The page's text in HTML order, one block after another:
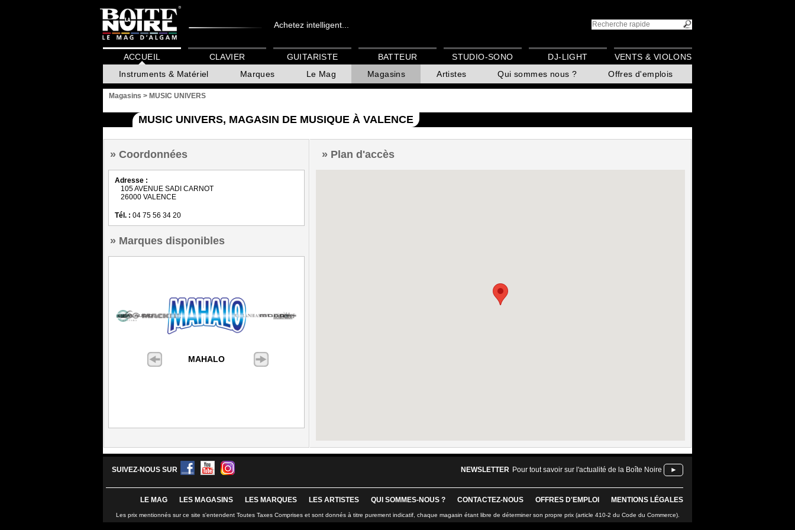
Achetez intelligent...
ACCUEIL
Instruments & Matériel
Marques Le Mag Magasins Artistes Qui sommes nous ? Offres d'emplois
CLAVIER GUITARISTE BATTEUR STUDIO-SONO DJ-LIGHT VENTS & VIOLONS
Magasins > MUSIC UNIVERS
MUSIC UNIVERS, MAGASIN DE MUSIQUE À VALENCE
Coordonnées
Adresse :
105 AVENUE SADI CARNOT
26000 VALENCE
Tél. : 04 75 56 34 20
Marques disponibles
MAHALO
Plan d'accès
SUIVEZ-NOUS SUR NEWSLETTER Pour tout savoir sur l'actualité de la Boîte Noire ►
LE MAG LES MAGASINS LES MARQUES LES ARTISTES QUI SOMMES-NOUS ? CONTACTEZ-NOUS OFFRES D'EMPLOI MENTIONS LÉGALES
Les prix mentionnés sur ce site s'entendent Toutes Taxes Comprises et sont donnés à titre purement indicatif, chaque magasin étant libre de déterminer son propre prix (article 410-2 du Code du Commerce).